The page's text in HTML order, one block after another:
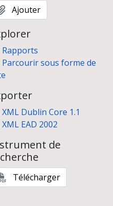
Ajouter
Rapports
Parcourir sous forme de
XML Dublin Core 1.1
XML EAD 2002
de
Télécharger